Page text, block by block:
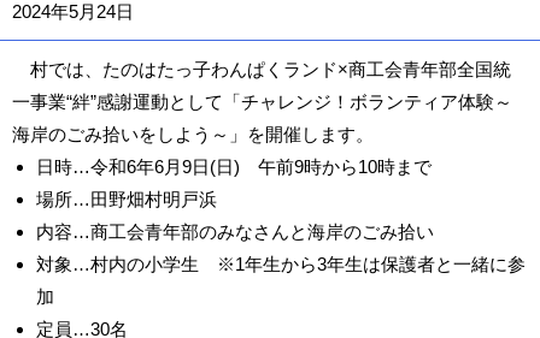
2024年5月24日
村では、たのはたっ子わんぱくランド×商工会青年部全国統
一事業“絆”感謝運動として「チャレンジ！ボランティア体験～
海岸のごみ拾いをしよう～」を開催します。
日時…令和6年6月9日(日) 午前9時から10時まで
場所…田野畑村明戸浜
内容…商工会青年部のみなさんと海岸のごみ拾い
対象…村内の小学生 ※1年生から3年生は保護者と一緒に参
加
定員…30名